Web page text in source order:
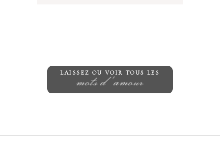
mots d'amour
LAISSEZ OU VOIR TOUS LES